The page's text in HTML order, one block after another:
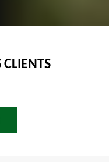
CLIENTS